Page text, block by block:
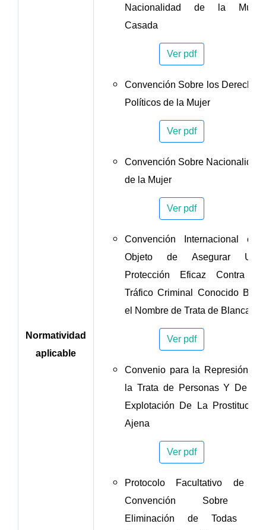
Normatividad
aplicable
Nacionalidad de la Mujer
Casada
Ver pdf
Convención Sobre los Derechos
Políticos de la Mujer
Ver pdf
Convención Sobre Nacionalidad
de la Mujer
Ver pdf
Convención Internacional con
Objeto de Asegurar Una
Protección Eficaz Contra el
Tráfico Criminal Conocido Bajo
el Nombre de Trata de Blancas
Ver pdf
Convenio para la Represión de
la Trata de Personas Y De La
Explotación De La Prostitución
Ajena
Ver pdf
Protocolo Facultativo de la
Convención Sobre la
Eliminación de Todas las